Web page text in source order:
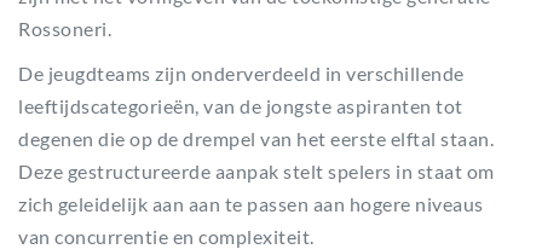
Rossoneri.
De jeugdteams zijn onderverdeeld in verschillende
leeftijdscategorieën, van de jongste aspiranten tot
degenen die op de drempel van het eerste elftal staan.
Deze gestructureerde aanpak stelt spelers in staat om
zich geleidelijk aan aan te passen aan hogere niveaus
van concurrentie en complexiteit.